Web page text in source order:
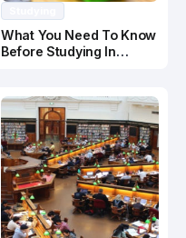
What You Need To Know
Before Studying In